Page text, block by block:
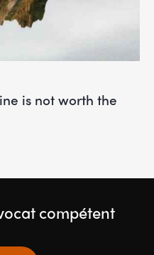
is not worth the
compétent